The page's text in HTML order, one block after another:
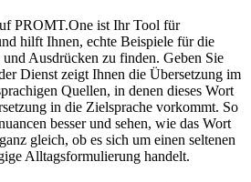
PROMT.One ist Ihr Tool für
hilft Ihnen, echte Beispiele für die
Ausdrücken zu finden. Geben Sie
Dienst zeigt Ihnen die Übersetzung im
Quellen, in denen dieses Wort
in die Zielsprache vorkommt. So
besser und sehen, wie das Wort
gleich, ob es sich um einen seltenen
Alltagsformulierung handelt.